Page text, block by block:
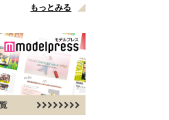
もっとみる